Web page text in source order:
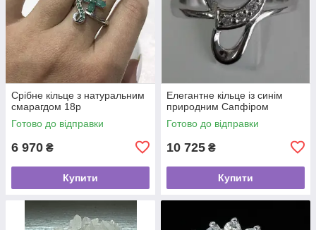
Срібне кільце з натуральним
смарагдом 18p
Готово до відправки
6 970 ₴
Купити
Елегантне кільце із синім
природним Сапфіром
Готово до відправки
10 725 ₴
Купити